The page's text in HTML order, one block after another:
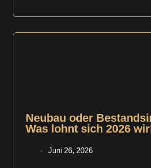
Neubau oder
Was lohnt sich 2026
Juni 26, 2026